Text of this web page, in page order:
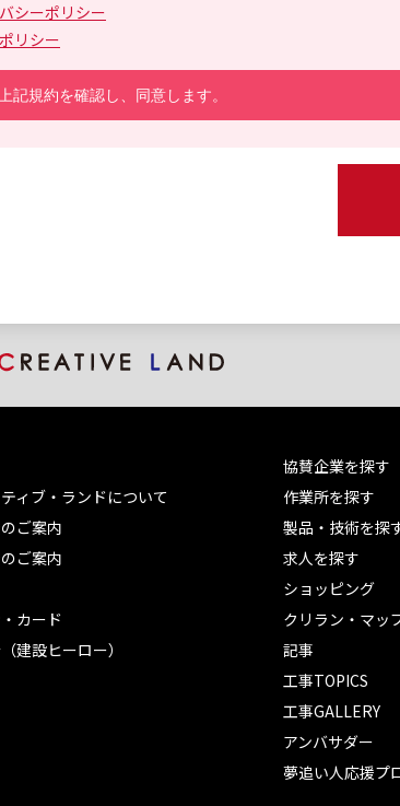
シーポリシー
リシー
上記規約を確認し、同意します。
ィブ・ランドについて
ご案内
ご案内
カード
建設ヒーロー）
協賛企業を探す
作業所を探す
製品・技術を探
求人を探す
ショッピング
クリラン・マッ
記事
工事TOPICS
工事GALLERY
アンバサダー
夢追い人応援プ